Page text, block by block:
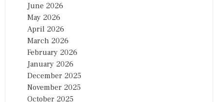
June 2026
May 2026
April 2026
March 2026
February 2026
January 2026
December 2025
November 2025
October 2025